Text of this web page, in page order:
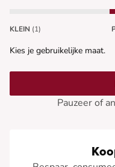
KLEIN (1)
Kies je gebruikelijke maat.
Pauzeer of